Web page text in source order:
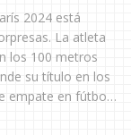
2024 está
La atleta
los 100 metros
su título en los
empate en fútbol
gana el